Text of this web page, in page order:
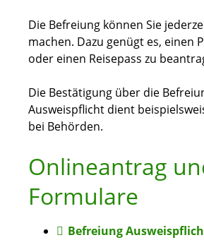
Die Befreiung können Sie
machen. Dazu genügt es, einen
oder einen Reisepass zu
Die Bestätigung über die
Ausweispflicht dient
bei Behörden.
Onlineantrag
Formulare
Befreiung